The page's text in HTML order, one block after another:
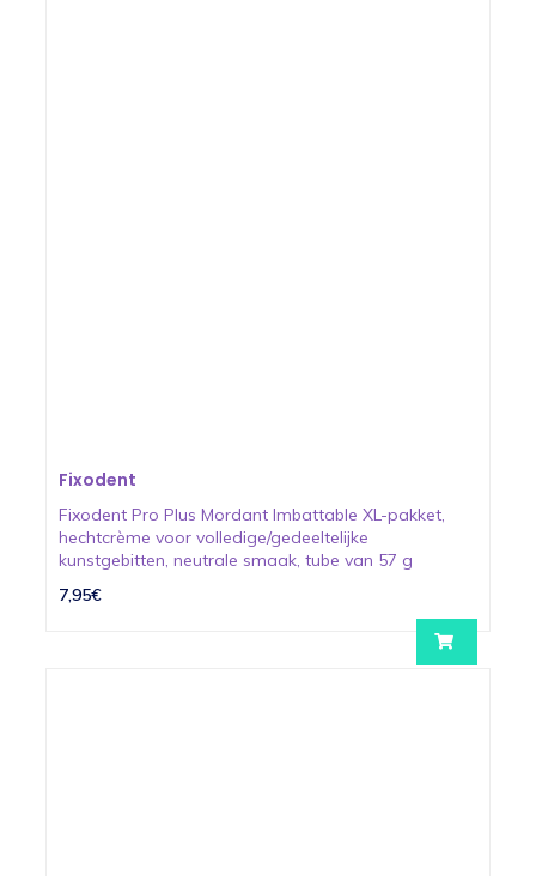
Fixodent
Fixodent Pro Plus Mordant Imbattable XL-pakket,
hechtcrème voor volledige/gedeeltelijke
kunstgebitten, neutrale smaak, tube van 57 g
7,95€